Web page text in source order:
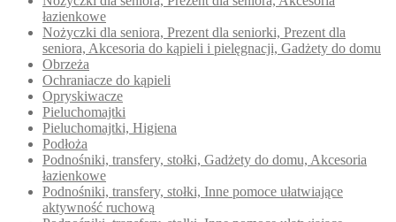
łazienkowe
Nożyczki dla seniora, Prezent dla seniorki, Prezent dla
seniora, Akcesoria do kąpieli i pielęgnacji, Gadżety do domu
Obrzeża
Ochraniacze do kąpieli
Opryskiwacze
Pieluchomajtki
Pieluchomajtki, Higiena
Podłoża
Podnośniki, transfery, stołki, Gadżety do domu, Akcesoria
łazienkowe
Podnośniki, transfery, stołki, Inne pomoce ułatwiające
aktywność ruchową